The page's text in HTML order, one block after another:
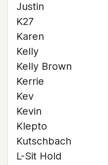
Justin
K27
Karen
Kelly
Kelly Brown
Kerrie
Kev
Kevin
Klepto
Kutschbach
L-Sit Hold